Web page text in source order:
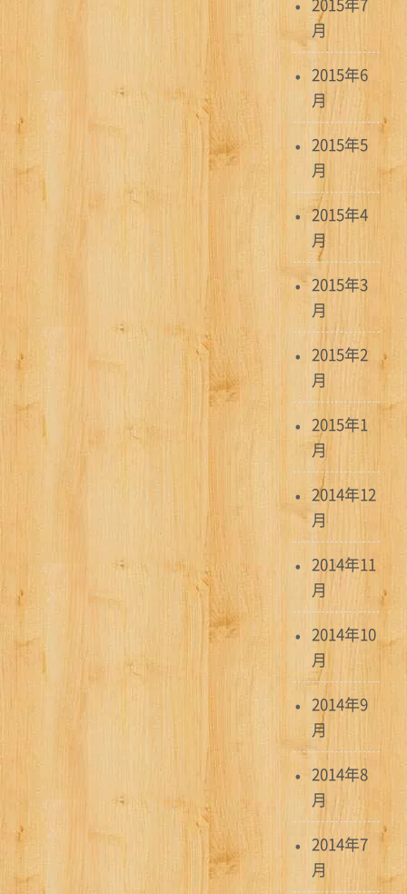
月
2015年6
月
2015年5
月
2015年4
月
2015年3
月
2015年2
月
2015年1
月
2014年12
月
2014年11
月
2014年10
月
2014年9
月
2014年8
月
2014年7
月